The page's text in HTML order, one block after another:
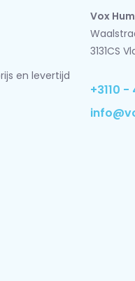
en levertijd
Vox
3131CS
+3110